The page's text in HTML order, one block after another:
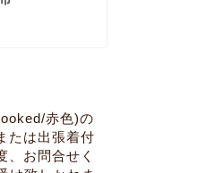
赤色)の
たは出張着付
、お問合せく